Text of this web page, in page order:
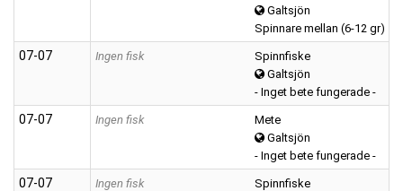
Galtsjön
Spinnare mellan (6-12 gr)
07‑07 Ingen fisk
Spinnfiske
Galtsjön
- Inget bete fungerade -
07‑07 Ingen fisk
Mete
Galtsjön
- Inget bete fungerade -
07‑07 Ingen fisk
Spinnfiske